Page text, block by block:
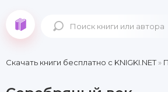
Скачать книги бесплатно c KNIGKI.NET»